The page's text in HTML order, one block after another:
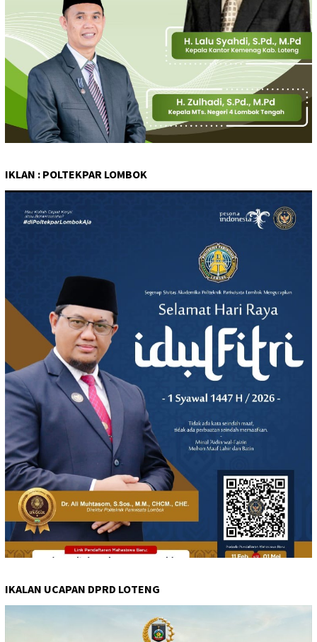
IKLAN : POLTEKPAR LOMBOK
IKALAN UCAPAN DPRD LOTENG